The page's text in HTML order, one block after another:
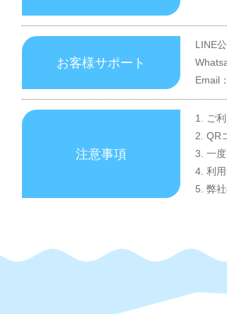
お客様サポート
LINE
Email
注意事項
1. ご
2. QR
3. 一
4. 利
5. 弊